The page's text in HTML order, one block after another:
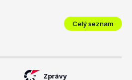
Celý seznam
Zprávy